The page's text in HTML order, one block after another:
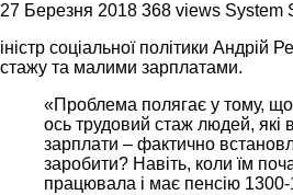
27 Березня 2018 368 views System
іністр соціальної політики
стажу та малими зарплатами.
«Проблема полягає у тому, що
ось трудовий стаж людей,
зарплати – фактично
заробити? Навіть, коли їм
працювала і має пенсію